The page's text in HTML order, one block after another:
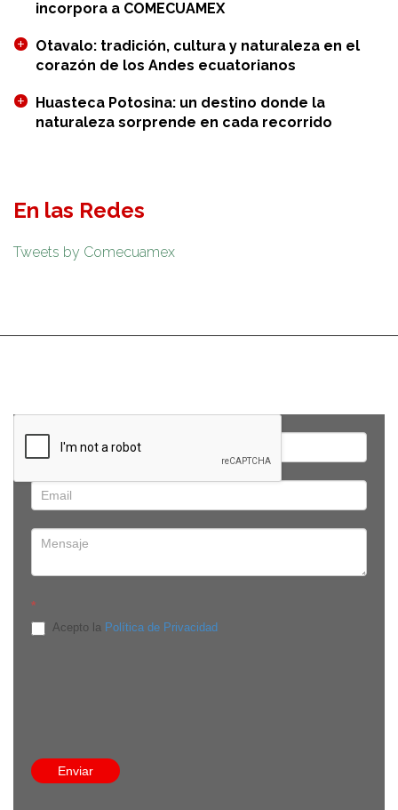
incorpora a COMECUAMEX
Otavalo: tradición, cultura y naturaleza en el
corazón de los Andes ecuatorianos
Huasteca Potosina: un destino donde la
naturaleza sorprende en cada recorrido
En las Redes
Tweets by Comecuamex
*
Acepto la Política de Privacidad
Enviar